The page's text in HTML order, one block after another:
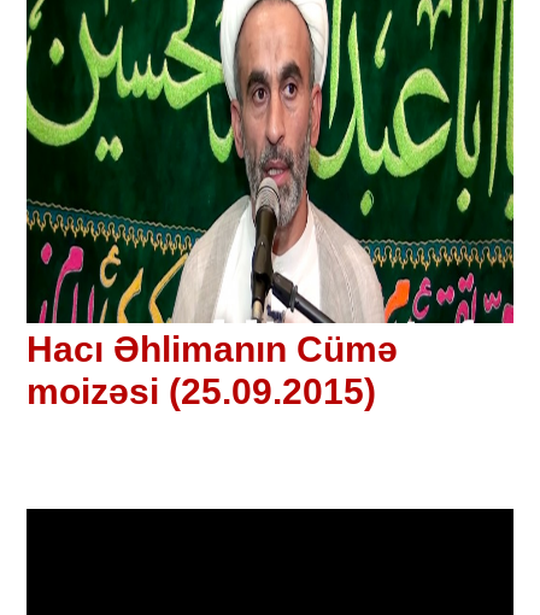
Hacı Əhlimanın Cümə
moizəsi (25.09.2015)